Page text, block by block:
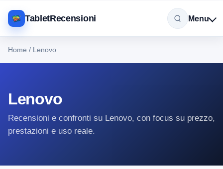
TabletRecensioni Menu
Home / Lenovo
Lenovo
Recensioni e confronti su Lenovo, con focus su prezzo,
prestazioni e uso reale.